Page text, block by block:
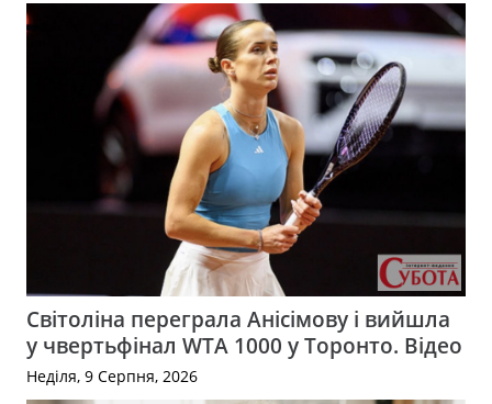
Світоліна переграла Анісімову і вийшла
у чвертьфінал WTA 1000 у Торонто. Відео
Неділя, 9 Серпня, 2026